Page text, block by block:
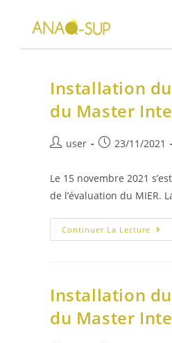
Installation
du Master
user 23/11/2021
Le 15 novembre 2021
de l’évaluation du MIER.
Continuer La Lecture
Installation
du Master